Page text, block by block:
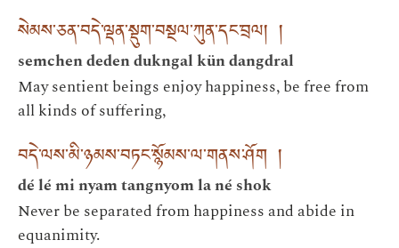
སེམས་ཅན་བདེ་ལྡན་སྡུག་བསྔལ་ཀུན་དང་བྲལ། །
semchen deden dukngal kün dangdral
May sentient beings enjoy happiness, be free from
all kinds of suffering,
བདེ་ལས་མི་ཉམས་བཏང་སྙོམས་ལ་གནས་ཤོག །
dé lé mi nyam tangnyom la né shok
Never be separated from happiness and abide in
equanimity.